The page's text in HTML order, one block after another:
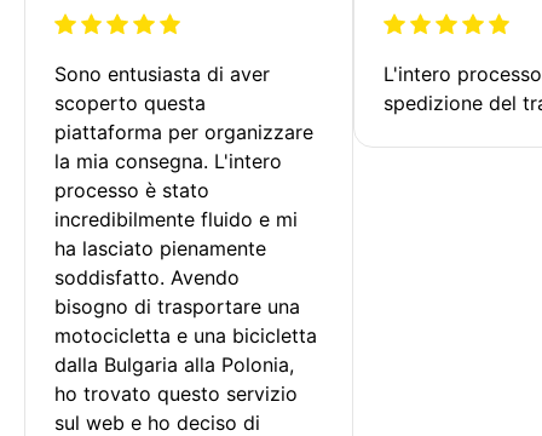
Sono entusiasta di aver
scoperto questa
piattaforma per organizzare
la mia consegna. L'intero
processo è stato
incredibilmente fluido e mi
ha lasciato pienamente
soddisfatto. Avendo
bisogno di trasportare una
motocicletta e una bicicletta
dalla Bulgaria alla Polonia,
ho trovato questo servizio
sul web e ho deciso di
L'intero
spedizione del